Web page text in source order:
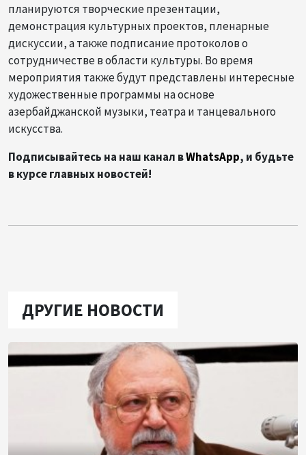
планируются творческие презентации,
демонстрация культурных проектов, пленарные
дискуссии, а также подписание протоколов о
сотрудничестве в области культуры. Во время
мероприятия также будут представлены интересные
художественные программы на основе
азербайджанской музыки, театра и танцевального
искусства.
Подписывайтесь на наш канал вWhatsApp, и будьте
в курсе главных новостей!
ДРУГИЕ НОВОСТИ